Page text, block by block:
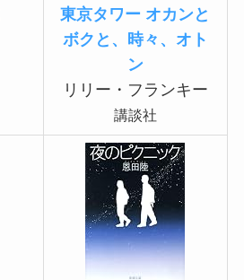
東京タワー オカンと
ボクと、時々、オト
ン
リリー・フランキー
講談社